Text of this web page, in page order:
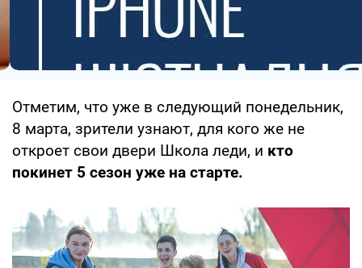
Отметим, что уже в следующий понедельник,
8 марта, зрители узнают, для кого же не
откроет свои двери Школа леди, и кто
покинет 5 сезон уже на старте.